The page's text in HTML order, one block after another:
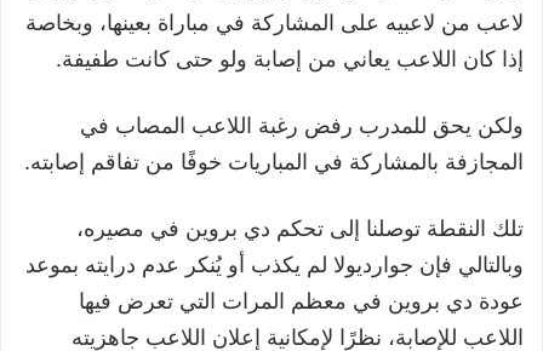
لاعب من لاعبيه على المشاركة في مباراة بعينها، وبخاصة
إذا كان اللاعب يعاني من إصابة ولو حتى كانت طفيفة.
ولكن يحق للمدرب رفض رغبة اللاعب المصاب في
المجازفة بالمشاركة في المباريات خوفًا من تفاقم إصابته.
تلك النقطة توصلنا إلى تحكم دي بروين في مصيره،
وبالتالي فإن جوارديولا لم يكذب أو يُنكر عدم درايته بموعد
عودة دي بروين في معظم المرات التي تعرض فيها
اللاعب للإصابة، نظرًا لإمكانية إعلان اللاعب جاهزيته